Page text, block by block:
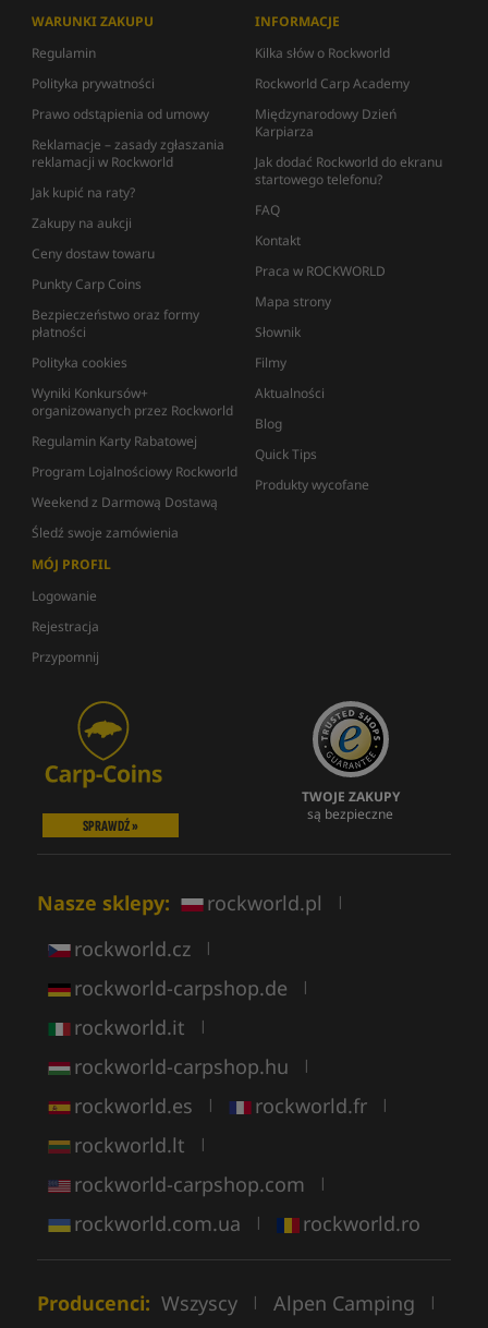
WARUNKI ZAKUPU
Regulamin
Polityka prywatności
Prawo odstąpienia od umowy
Reklamacje – zasady zgłaszania
reklamacji w Rockworld
Jak kupić na raty?
Zakupy na aukcji
Ceny dostaw towaru
Punkty Carp Coins
Bezpieczeństwo oraz formy
płatności
Polityka cookies
Wyniki Konkursów+
organizowanych przez Rockworld
Regulamin Karty Rabatowej
Program Lojalnościowy Rockworld
Weekend z Darmową Dostawą
Śledź swoje zamówienia
INFORMACJE
Kilka słów o Rockworld
Rockworld Carp Academy
Międzynarodowy Dzień
Karpiarza
Jak dodać Rockworld do ekranu
startowego telefonu?
FAQ
Kontakt
Praca w ROCKWORLD
Mapa strony
Słownik
Filmy
Aktualności
Blog
Quick Tips
Produkty wycofane
MÓJ PROFIL
Logowanie
Rejestracja
Przypomnij
SPRAWDŹ »
TWOJE ZAKUPY
są bezpieczne
Nasze sklepy: rockworld.pl |
rockworld.cz |
rockworld-carpshop.de |
rockworld.it |
rockworld-carpshop.hu |
rockworld.es | rockworld.fr |
rockworld.lt |
rockworld-carpshop.com |
rockworld.com.ua | rockworld.ro
Producenci: Wszyscy | Alpen Camping |